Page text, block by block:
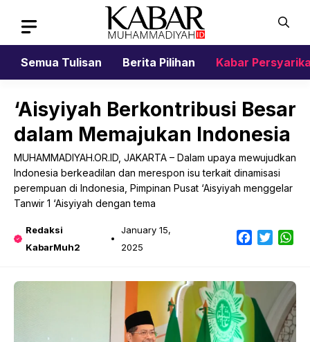
content
Semua Tulisan
Berita Pilihan Kabar
‘Aisyiyah Berkontribusi Besar
dalam Memajukan Indonesia
MUHAMMADIYAH.OR.ID, JAKARTA – Dalam upaya mewujudkan
Indonesia berkeadilan dan merespon isu terkait dinamisasi
perempuan di Indonesia, Pimpinan Pusat ‘Aisyiyah menggelar
Tanwir 1 ‘Aisyiyah dengan tema
Redaksi
KabarMuh2
January 15,
2025
Facebook
Twitter